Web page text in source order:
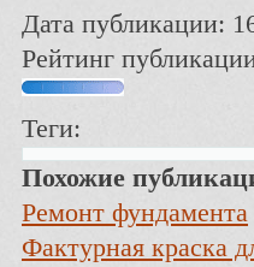
Дата публикации:
Рейтинг
Теги:
Похожие
Ремонт фундамента
Фактурная краска